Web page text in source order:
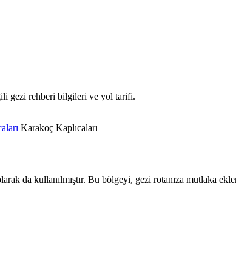
gezi rehberi bilgileri ve yol tarifi.
Karakoç Kaplıcaları
da kullanılmıştır. Bu bölgeyi, gezi rotanıza mutlaka